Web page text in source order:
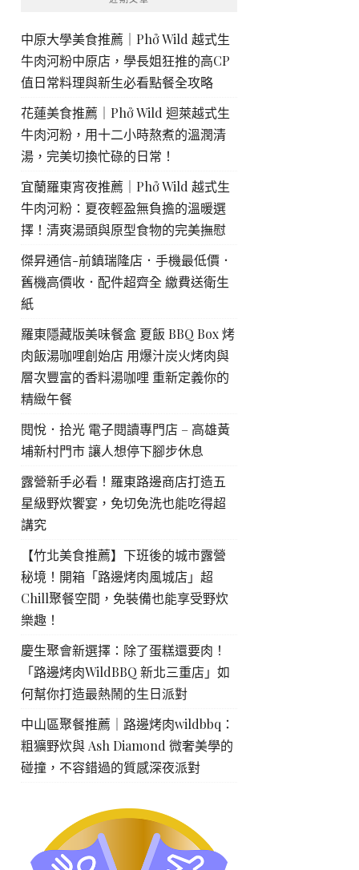
中原大學美食推薦｜Phở Wild 越式生
牛肉河粉中原店，學長姐狂推的高CP
值日常料理與新生必看點餐全攻略
花蓮美食推薦｜Phở Wild 迴萊越式生
牛肉河粉，用十二小時熬煮的溫潤清
湯，完美切換忙碌的日常！
宜蘭羅東宵夜推薦｜Phở Wild 越式生
牛肉河粉：夏夜輕盈無負擔的溫暖選
擇！清爽湯頭與原型食物的完美撫慰
傑昇通信-前鎮瑞隆店．手機最低價．
舊機高價收．配件超齊全 繳費送衛生
紙
羅東隱藏版美味餐盒 夏飯 BBQ Box 烤
肉飯湯咖哩創始店 用爆汁炭火烤肉與
層次豐富的香料湯咖哩 重新定義你的
精緻午餐
閱悅．拾光 電子閱讀專門店 – 高雄黃
埔新村門市 讓人想停下腳步休息
露營新手必看！羅東路邊商店打造五
星級野炊饗宴，免切免洗也能吃得超
講究
【竹北美食推薦】下班後的城市露營
秘境！開箱「路邊烤肉風城店」超
Chill聚餐空間，免裝備也能享受野炊
樂趣！
慶生聚會新選擇：除了蛋糕還要肉！
「路邊烤肉WildBBQ 新北三重店」如
何幫你打造最熱鬧的生日派對
中山區聚餐推薦｜路邊烤肉wildbbq：
粗獷野炊與 Ash Diamond 微奢美學的
碰撞，不容錯過的質感深夜派對